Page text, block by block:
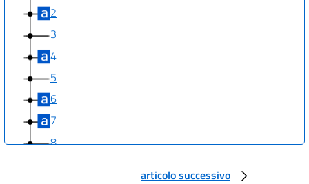
2
3
4
5
6
7
8
articolo successivo